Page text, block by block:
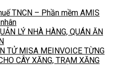
TNCN – Phần mềm AMIS
LÝ NHÀ HÀNG, QUÁN ĂN
TỬ MISA MEINVOICE TỪNG
CÂY XĂNG, TRẠM XĂNG